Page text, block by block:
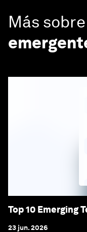
Más sobre
Top 10 Emerging
23 jun. 2026